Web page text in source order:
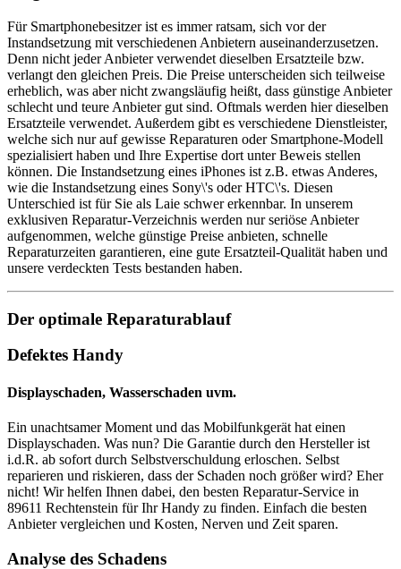
Für Smartphonebesitzer ist es immer ratsam, sich vor der
Instandsetzung mit verschiedenen Anbietern auseinanderzusetzen.
Denn nicht jeder Anbieter verwendet dieselben Ersatzteile bzw.
verlangt den gleichen Preis. Die Preise unterscheiden sich teilweise
erheblich, was aber nicht zwangsläufig heißt, dass günstige Anbieter
schlecht und teure Anbieter gut sind. Oftmals werden hier dieselben
Ersatzteile verwendet. Außerdem gibt es verschiedene Dienstleister,
welche sich nur auf gewisse Reparaturen oder Smartphone-Modell
spezialisiert haben und Ihre Expertise dort unter Beweis stellen
können. Die Instandsetzung eines iPhones ist z.B. etwas Anderes,
wie die Instandsetzung eines Sony\'s oder HTC\'s. Diesen
Unterschied ist für Sie als Laie schwer erkennbar. In unserem
exklusiven Reparatur-Verzeichnis werden nur seriöse Anbieter
aufgenommen, welche günstige Preise anbieten, schnelle
Reparaturzeiten garantieren, eine gute Ersatzteil-Qualität haben und
unsere verdeckten Tests bestanden haben.
Der optimale Reparaturablauf
Defektes Handy
Displayschaden, Wasserschaden uvm.
Ein unachtsamer Moment und das Mobilfunkgerät hat einen
Displayschaden. Was nun? Die Garantie durch den Hersteller ist
i.d.R. ab sofort durch Selbstverschuldung erloschen. Selbst
reparieren und riskieren, dass der Schaden noch größer wird? Eher
nicht! Wir helfen Ihnen dabei, den besten Reparatur-Service in
89611 Rechtenstein für Ihr Handy zu finden. Einfach die besten
Anbieter vergleichen und Kosten, Nerven und Zeit sparen.
Analyse des Schadens